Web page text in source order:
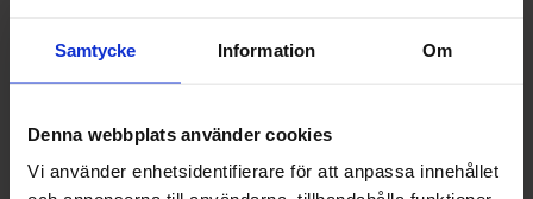
Samtycke Information Om
Denna webbplats använder cookies
Vi använder enhetsidentifierare för att anpassa innehållet
Ahlgrens Biler Sursukrede
100g
16.90 kr